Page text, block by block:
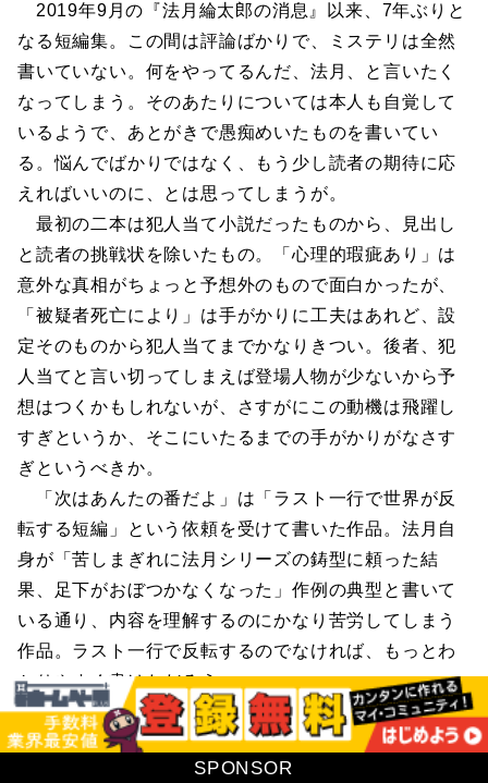
2019年9月の『法月綸太郎の消息』以来、7年ぶりと
なる短編集。この間は評論ばかりで、ミステリは全然
書いていない。何をやってるんだ、法月、と言いたく
なってしまう。そのあたりについては本人も自覚して
いるようで、あとがきで愚痴めいたものを書いてい
る。悩んでばかりではなく、もう少し読者の期待に応
えればいいのに、とは思ってしまうが。
最初の二本は犯人当て小説だったものから、見出し
と読者の挑戦状を除いたもの。「心理的瑕疵あり」は
意外な真相がちょっと予想外のもので面白かったが、
「被疑者死亡により」は手がかりに工夫はあれど、設
定そのものから犯人当てまでかなりきつい。後者、犯
人当てと言い切ってしまえば登場人物が少ないから予
想はつくかもしれないが、さすがにこの動機は飛躍し
すぎというか、そこにいたるまでの手がかりがなさす
ぎというべきか。
「次はあんたの番だよ」は「ラスト一行で世界が反
転する短編」という依頼を受けて書いた作品。法月自
身が「苦しまぎれに法月シリーズの鋳型に頼った結
果、足下がおぼつかなくなった」作例の典型と書いて
いる通り、内容を理解するのにかなり苦労してしまう
作品。ラスト一行で反転するのでなければ、もっとわ
かりやすく書けただろう。
書き下ろしの「平行線は交わらない」は、150枚弱の
中編。ただ人間関係を説明するのに回りくどい説明を
しているため、その分長くなった、という印象しかな
SPONSOR